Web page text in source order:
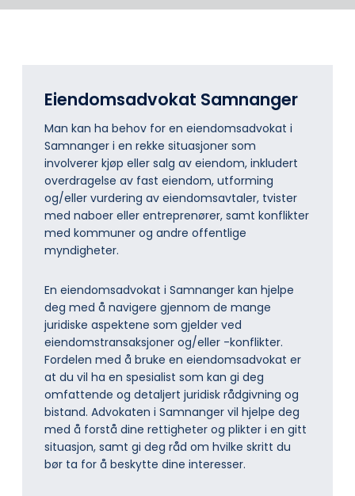
Eiendomsadvokat Samnanger
Man kan ha behov for en eiendomsadvokat i
Samnanger i en rekke situasjoner som
involverer kjøp eller salg av eiendom, inkludert
overdragelse av fast eiendom, utforming
og/eller vurdering av eiendomsavtaler, tvister
med naboer eller entreprenører, samt konflikter
med kommuner og andre offentlige
myndigheter.
En eiendomsadvokat i Samnanger kan hjelpe
deg med å navigere gjennom de mange
juridiske aspektene som gjelder ved
eiendomstransaksjoner og/eller -konflikter.
Fordelen med å bruke en eiendomsadvokat er
at du vil ha en spesialist som kan gi deg
omfattende og detaljert juridisk rådgivning og
bistand. Advokaten i Samnanger vil hjelpe deg
med å forstå dine rettigheter og plikter i en gitt
situasjon, samt gi deg råd om hvilke skritt du
bør ta for å beskytte dine interesser.